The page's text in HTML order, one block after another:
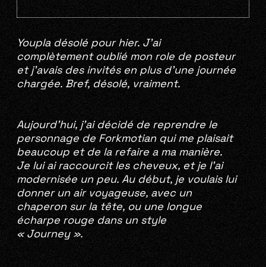
Youpla désolé pour hier. J’ai
complètement oublié mon role de posteur
et j’avais des invités en plus d’une journée
chargée. Bref, désolé, vraiment.
Aujourd’hui, j’ai décidé de reprendre le
personnage de Forkmotian qui me plaisait
beaucoup et de la refaire a ma manière.
Je lui ai raccourcit les cheveux, et je l’ai
modernisée un peu. Au début, je voulais lui
donner un air voyageuse, avec un
chaperon sur la tête, ou une longue
écharpe rouge dans un style
« Journey ».